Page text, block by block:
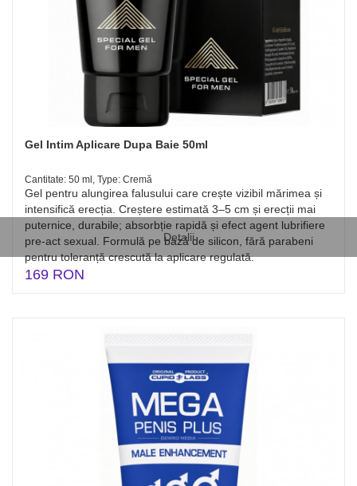
Detalii
Gel Intim Aplicare Dupa Baie 50ml
Cantitate: 50 ml, Type: Cremă
Gel pentru alungirea falusului care crește vizibil mărimea și
intensifică erecția. Creștere estimată 3–5 cm și erecții mai
puternice, durabile; absorbție rapidă și efect agent lubrifiere
pre-act sexual. Formulă pe bază de silicon, fără parabeni
pentru toleranță crescută la aplicare regulată.
169 RON